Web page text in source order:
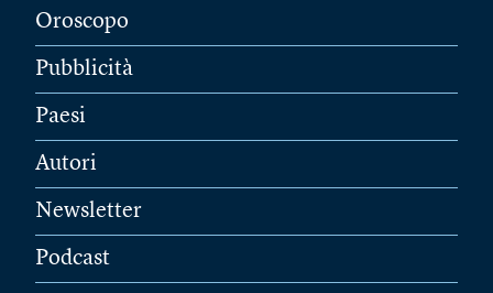
Oroscopo
Pubblicità
Paesi
Autori
Newsletter
Podcast